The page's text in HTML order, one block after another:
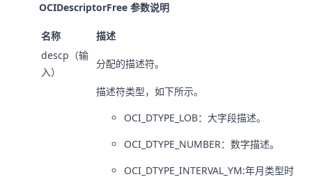
OCIDescriptorFree 参数说明
名称
描述
descp（输
入）
分配的描述符。
描述符类型，如下所示。
OCI_DTYPE_LOB：大字段描述。
OCI_DTYPE_NUMBER：数字描述。
OCI_DTYPE_INTERVAL_YM:年月类型时